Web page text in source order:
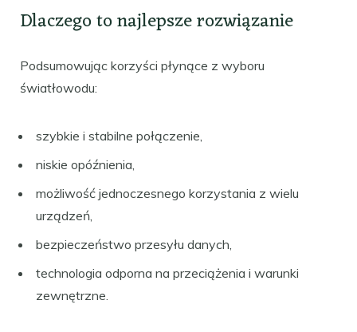
Dlaczego to najlepsze rozwiązanie
Podsumowując korzyści płynące z wyboru
światłowodu:
szybkie i stabilne połączenie,
niskie opóźnienia,
możliwość jednoczesnego korzystania z wielu
urządzeń,
bezpieczeństwo przesyłu danych,
technologia odporna na przeciążenia i warunki
zewnętrzne.